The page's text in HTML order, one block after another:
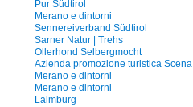
Pur Südtirol
Merano e dintorni
Sennereiverband Südtirol
Sarner Natur | Trehs
Ollerhond Selbergmocht
Azienda promozione turistica Scena
Merano e dintorni
Merano e dintorni
Laimburg